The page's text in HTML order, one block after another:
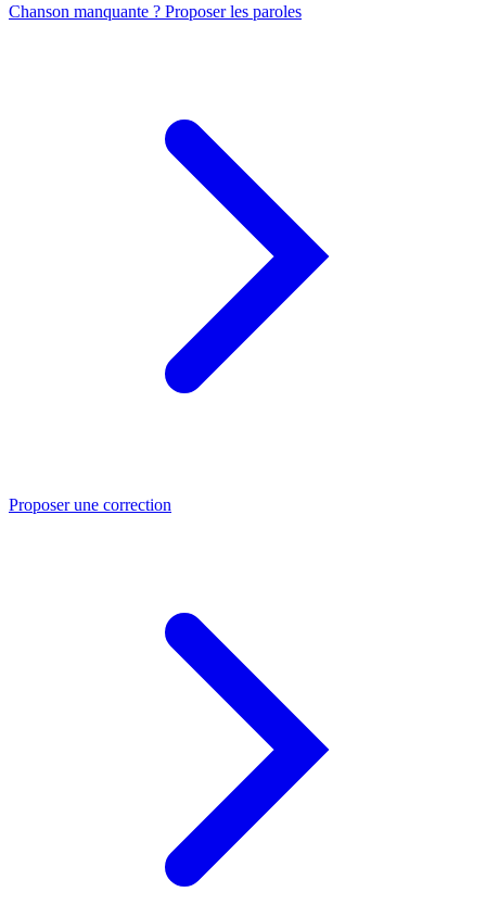
Chanson manquante ? Proposer les paroles
Proposer une correction